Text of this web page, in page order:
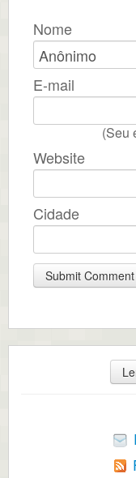
Nome
E-mail
(Seu
Website
Cidade